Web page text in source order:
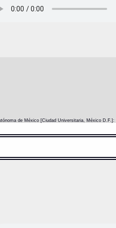
de México [Ciudad Universitaria, México